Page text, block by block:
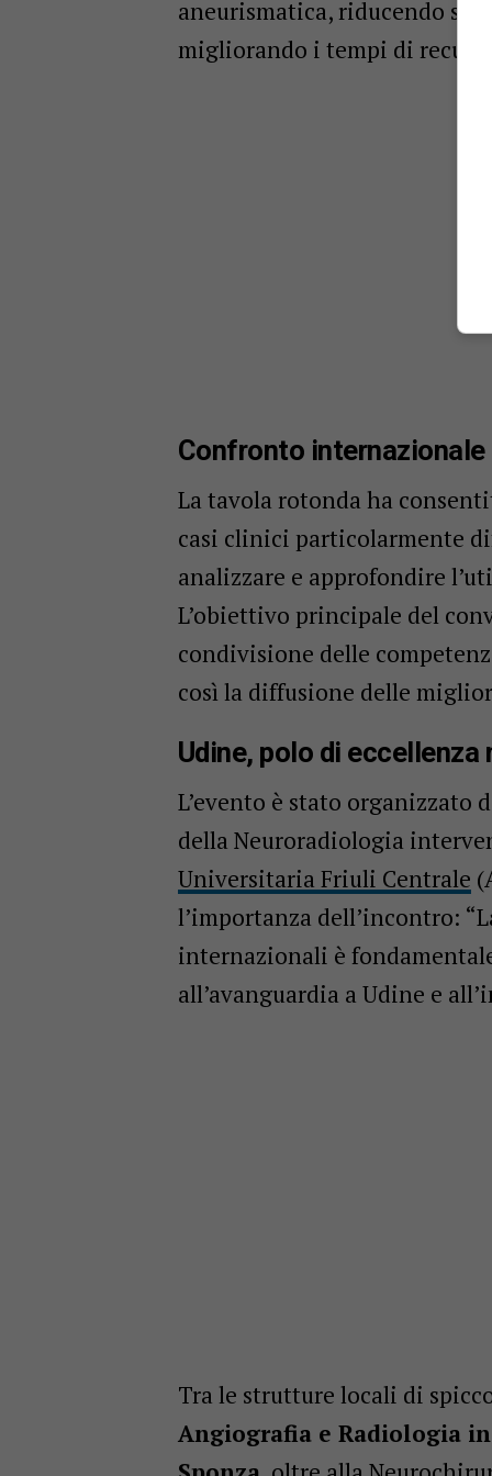
aneurismatica, riducendo
migliorando i tempi di
Confronto
La tavola rotonda ha
casi clinici particolarmente
analizzare e approfondire
L’obiettivo principale del
condivisione delle
così la diffusione delle
Udine, polo di eccellenza
L’evento è stato organizzato
della Neuroradiologia
Universitaria Friuli Centrale
l’importanza dell’incontro:
internazionali è
all’avanguardia a Udine e
Tra le strutture locali di
Angiografia e Radiologia